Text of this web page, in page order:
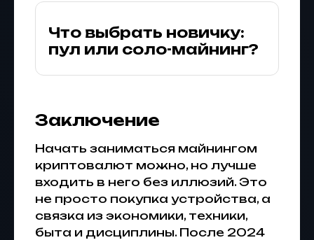
Что выбрать новичку:
пул или соло-майнинг?
Заключение
Начать заниматься майнингом
криптовалют можно, но лучше
входить в него без иллюзий. Это
не просто покупка устройства, а
связка из экономики, техники,
быта и дисциплины. После 2024